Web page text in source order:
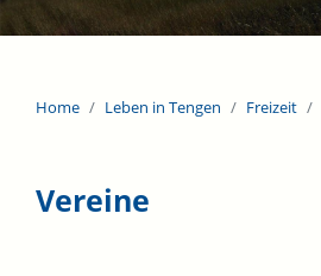
Home Leben in Tengen Freizeit
Vereine